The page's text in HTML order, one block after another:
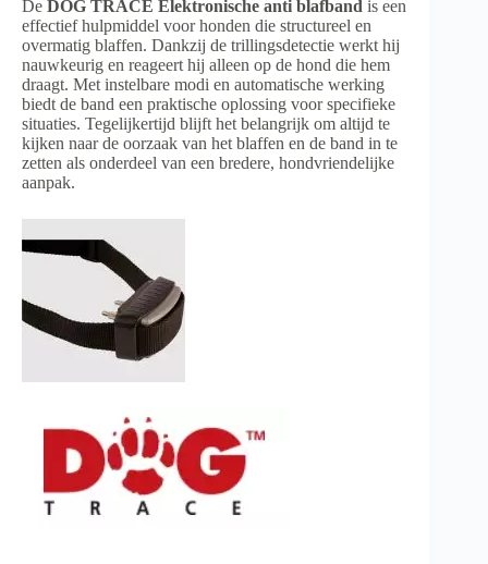
De DOG TRACE Elektronische anti blafband is een
effectief hulpmiddel voor honden die structureel en
overmatig blaffen. Dankzij de trillingsdetectie werkt hij
nauwkeurig en reageert hij alleen op de hond die hem
draagt. Met instelbare modi en automatische werking
biedt de band een praktische oplossing voor specifieke
situaties. Tegelijkertijd blijft het belangrijk om altijd te
kijken naar de oorzaak van het blaffen en de band in te
zetten als onderdeel van een bredere, hondvriendelijke
aanpak.